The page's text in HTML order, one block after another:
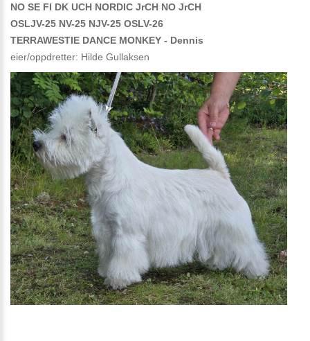
NO SE FI DK UCH NORDIC JrCH NO JrCH
OSLJV-25 NV-25 NJV-25 OSLV-26
TERRAWESTIE DANCE MONKEY - Dennis
eier/oppdretter: Hilde Gullaksen